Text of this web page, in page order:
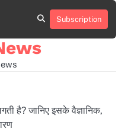
Home
news
viral
sports
desi
Subscription
है? जानिए इसके वैज्ञानिक,